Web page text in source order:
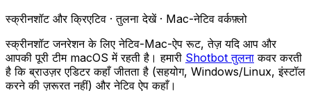
स्क्रीनशॉट और क्रिएटिव ·तुलना देखें· Mac-नेटिव वर्कफ़्लो
स्क्रीनशॉट जनरेशन के लिए नेटिव-Mac-ऐप रूट, तेज़ यदि आप और
आपकी पूरी टीम macOS में रहती है। हमारी Shotbot तुलना कवर करती
है कि ब्राउज़र एडिटर कहाँ जीतता है (सहयोग, Windows/Linux, इंस्टॉल
करने की ज़रूरत नहीं) और नेटिव ऐप कहाँ।